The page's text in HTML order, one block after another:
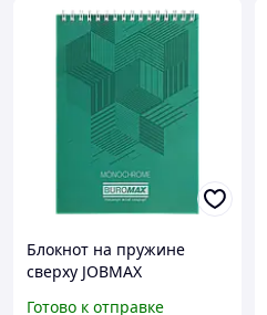
Блокнот на пружине
сверху JOBMAX
Готово к отправке